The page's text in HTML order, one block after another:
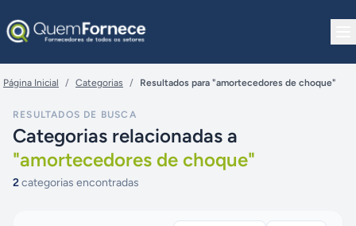
Página Inicial / Categorias / Resultados para "amortecedores de choque"
RESULTADOS DE BUSCA
Categorias relacionadas a
"amortecedores de choque"
2categorias encontradas